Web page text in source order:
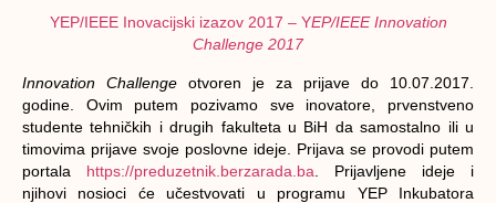
YEP/IEEE Inovacijski izazov 2017 – YEP/IEEE Innovation
Challenge 2017
Innovation Challenge otvoren je za prijave do 10.07.2017.
godine. Ovim putem pozivamo sve inovatore, prvenstveno
studente tehničkih i drugih fakulteta u BiH da samostalno ili u
timovima prijave svoje poslovne ideje . Prijava se provodi putem
portala https://preduzetnik.berzarada.ba . Prijavljene ideje i
njihovi nosioci će učestvovati u programu YEP Inkubatora